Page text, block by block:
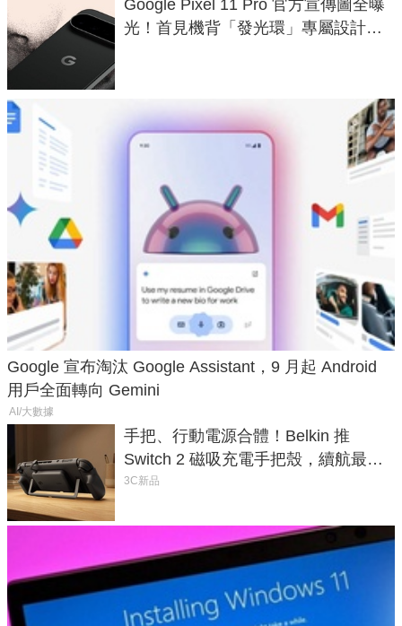
Google Pixel 11 Pro 官方宣傳圖全曝
光！首見機背「發光環」專屬設計、
Google 宣布淘汰 Google Assistant，9 月起 Android
用戶全面轉向 Gemini
AI/大數據
手把、行動電源合體！Belkin 推
Switch 2 磁吸充電手把殼，續航最高
延長 1.5 倍
3C新品